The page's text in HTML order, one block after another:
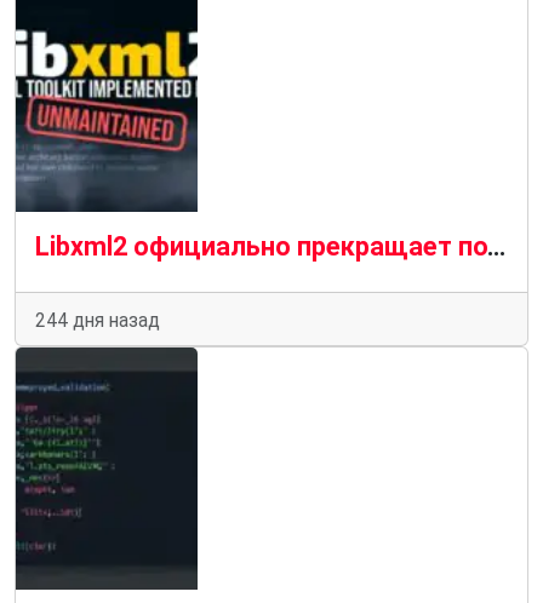
Libxml2 официально прекращает поддерживаться после ухода сопровождающего
244 дня назад